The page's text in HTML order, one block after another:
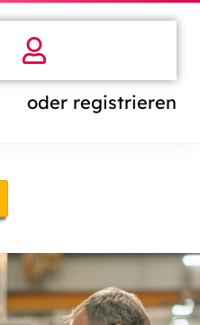
oder registrieren